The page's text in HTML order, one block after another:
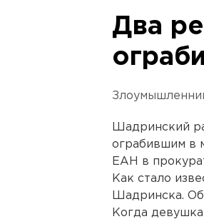
Два
Шадринский
ограбившим в
ЕАН в
Как стало
Шадринска.
Когда